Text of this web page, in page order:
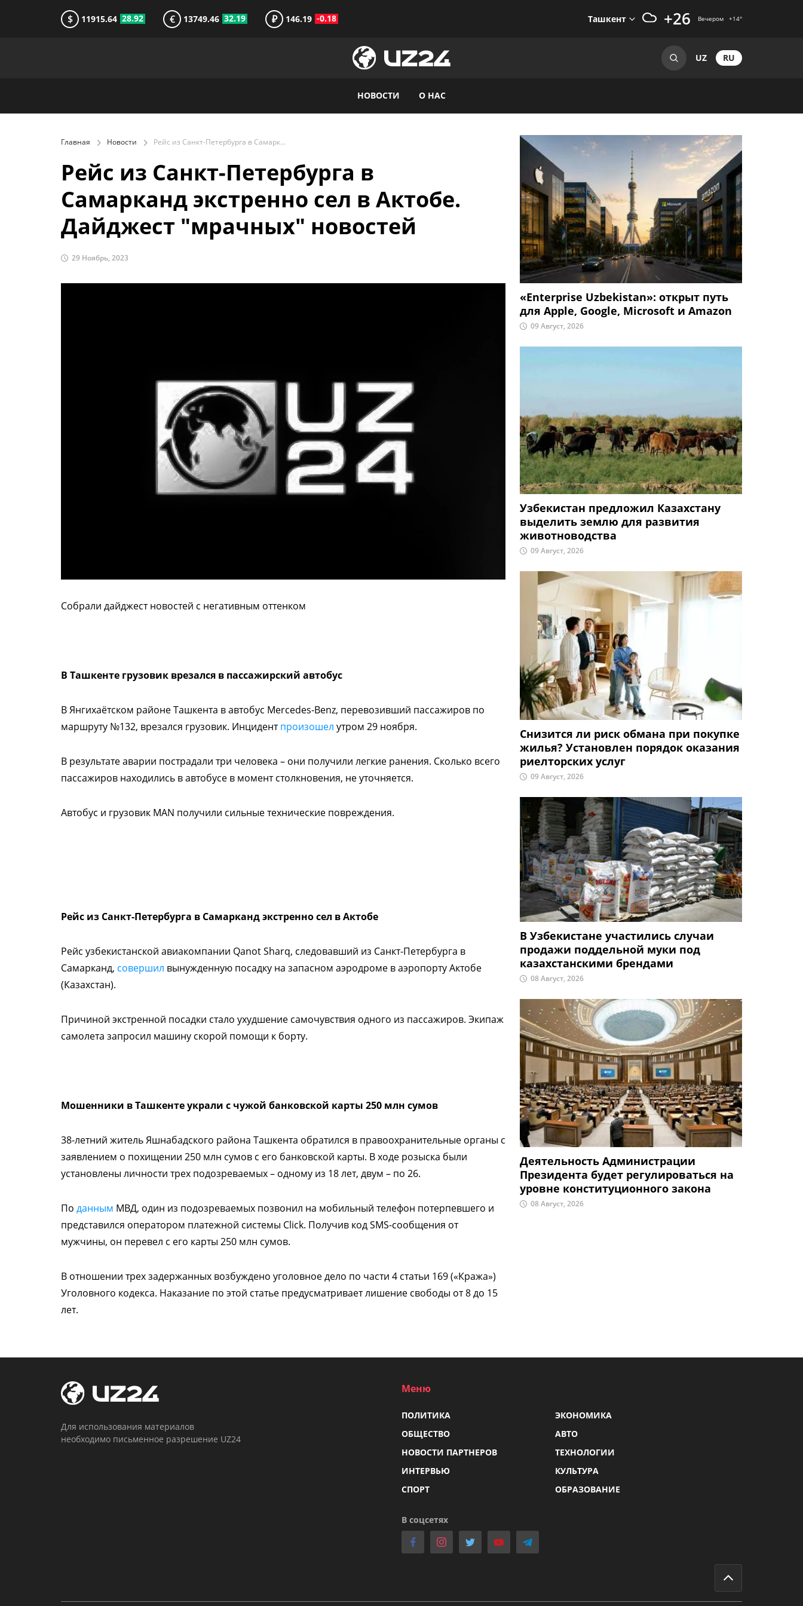
$ 11915.64 28.92 € 13749.46 32.19 ₽ 146.19 -0.18 Ташкент +26 Вечером +14°
UZ RU
НОВОСТИ О НАС
Главная Новости Рейс из Санкт-Петербурга в Самарканд экстренно сел в Актобе. Дайджест "мрачных" новостей
Рейс из Санкт-Петербурга в
Самарканд экстренно сел в Актобе.
Дайджест "мрачных" новостей
29 Ноябрь, 2023
Собрали дайджест новостей с негативным оттенком
В Ташкенте грузовик врезался в пассажирский автобус
В Янгихаётском районе Ташкента в автобус Mercedes-Benz, перевозивший пассажиров по
маршруту №132, врезался грузовик. Инцидентпроизошел утром 29 ноября.
В результате аварии пострадали три человека – они получили легкие ранения. Сколько всего
пассажиров находились в автобусе в момент столкновения, не уточняется.
Автобус и грузовик MAN получили сильные технические повреждения.
Рейс из Санкт-Петербурга в Самарканд экстренно сел в Актобе
Рейс узбекистанской авиакомпании Qanot Sharq, следовавший из Санкт-Петербурга в
Самарканд, совершил вынужденную посадку на запасном аэродроме в аэропорту Актобе
(Казахстан).
Причиной экстренной посадки стало ухудшение самочувствия одного из пассажиров. Экипаж
самолета запросил машину скорой помощи к борту.
Мошенники в Ташкенте украли с чужой банковской карты 250 млн сумов
38-летний житель Яшнабадского района Ташкента обратился в правоохранительные органы с
заявлением о похищении 250 млн сумов с его банковской карты. В ходе розыска были
установлены личности трех подозреваемых – одному из 18 лет, двум – по 26.
По данным МВД, один из подозреваемых позвонил на мобильный телефон потерпевшего и
представился оператором платежной системы Click. Получив код SMS-сообщения от
мужчины, он перевел с его карты 250 млн сумов.
В отношении трех задержанных возбуждено уголовное дело по части 4 статьи 169 («Кража»)
Уголовного кодекса. Наказание по этой статье предусматривает лишение свободы от 8 до 15
лет.
«Enterprise Uzbekistan»: открыт путь
для Apple, Google, Microsoft и Amazon
09 Август, 2026
Узбекистан предложил Казахстану
выделить землю для развития
животноводства
09 Август, 2026
Снизится ли риск обмана при покупке
жилья? Установлен порядок оказания
риелторских услуг
09 Август, 2026
В Узбекистане участились случаи
продажи поддельной муки под
казахстанскими брендами
08 Август, 2026
Деятельность Администрации
Президента будет регулироваться на
уровне конституционного закона
08 Август, 2026
Для использования материалов
необходимо письменное разрешение UZ24
Меню
ПОЛИТИКА
ЭКОНОМИКА
ОБЩЕСТВО
АВТО
НОВОСТИ ПАРТНЕРОВ
ТЕХНОЛОГИИ
ИНТЕРВЬЮ
КУЛЬТУРА
СПОРТ
ОБРАЗОВАНИЕ
В соцсетях